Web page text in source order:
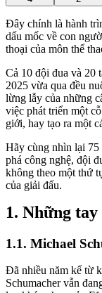
Đây chính là hành
dấu mốc về con
thoại của môn thể
Cả 10 đội đua và 20
2025 vừa qua đều
lừng lẫy của những
việc phát triển một
giới, hay tạo ra một
Hãy cùng nhìn lại 75
phá công nghệ, đội
không theo một thứ
của giải đấu.
Những tay
Michael
Đã nhiều năm kể từ
Schumacher vẫn